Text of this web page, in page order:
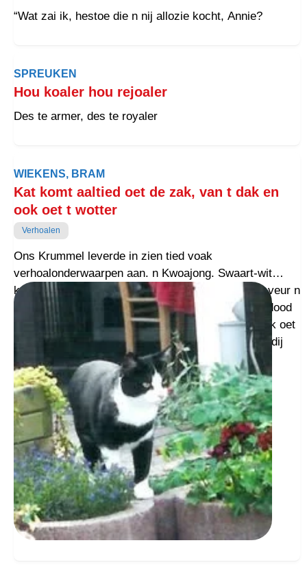
“Wat zai ik, hestoe die n nij allozie kocht, Annie?
SPREUKEN
Hou koaler hou rejoaler
Des te armer, des te royaler
WIEKENS, BRAM
Kat komt aaltied oet de zak, van t dak en
ook oet t wotter
Verhoalen
Ons Krummel leverde in zien tied voak
verhoalonderwaarpen aan. n Kwoajong. Swaart-wit
koatertje beleefde van alles en vuil, vrumd genog veur n
katte, overal òf en oet. Zo het hai ais weken veur dood
in stoule legen mit n hazzenkneuzen – weschienlek oet
boom valen, zee daaierndokter – dat wie dochten, dij
redt t nait.